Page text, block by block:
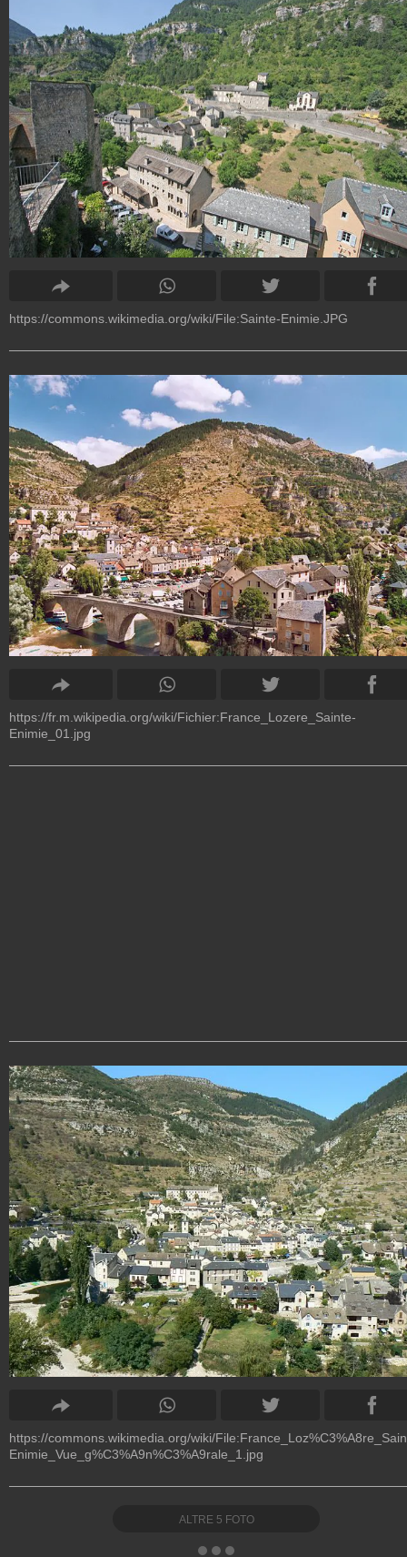
https://commons.wikimedia.org/wiki/File:Sainte-Enimie.JPG
https://fr.m.wikipedia.org/wiki/Fichier:France_Lozere_Sainte-
Enimie_01.jpg
https://commons.wikimedia.org/wiki/
Enimie_Vue_g%C3%A9n%C3%A9rale_1.jpg
ALTRE 5 FOTO